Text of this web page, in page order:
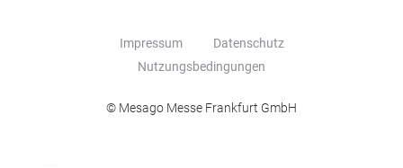
Impressum
Datenschutz
Nutzungsbedingungen
© Mesago Messe Frankfurt GmbH